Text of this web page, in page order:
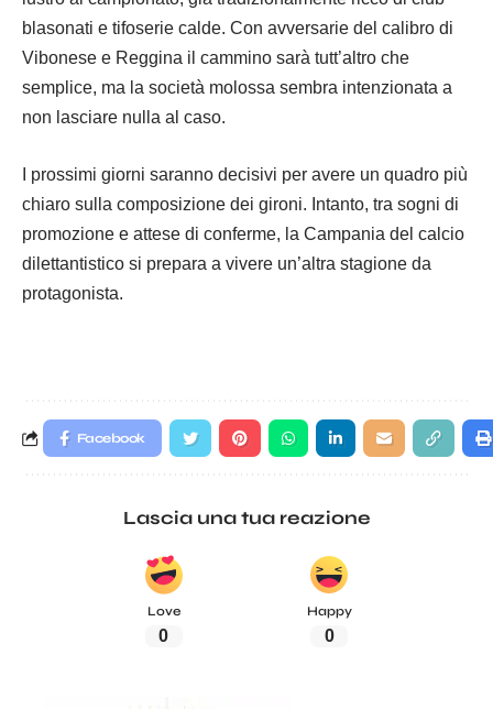
blasonati e tifoserie calde. Con avversarie del calibro di
Vibonese e Reggina il cammino sarà tutt’altro che
semplice, ma la società molossa sembra intenzionata a
non lasciare nulla al caso.
I prossimi giorni saranno decisivi per avere un quadro più
chiaro sulla composizione dei gironi. Intanto, tra sogni di
promozione e attese di conferme, la Campania del calcio
dilettantistico si prepara a vivere un’altra stagione da
protagonista.
Facebook
Lascia una tua reazione
Love
0
Happy
0